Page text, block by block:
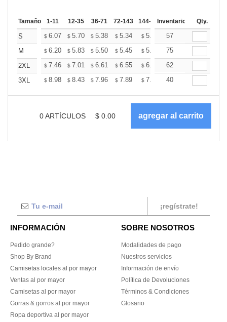
Tamaño 1-11 12-35 36-71 72-143 144-287 288 + Más
Inventario Qty.
S $ 6.07 $ 5.70 $ 5.38 $ 5.34 $ 5.24 $5.20
57
M
$ 6.20 $ 5.83 $ 5.50 $ 5.45 $ 5.36 $5.31
75
2XL
$ 7.46 $ 7.01 $ 6.61 $ 6.55 $ 6.44 $6.38
62
3XL
$ 8.98 $ 8.43 $ 7.96 $ 7.89 $ 7.75 $7.68
40
0ARTÍCULOS $ 0.00
¡regístrate!
INFORMACIÓN
Pedido grande?
Shop By Brand
Camisetas locales al por mayor
Ventas al por mayor
Camisetas al por mayor
Gorras & gorros al por mayor
Ropa deportiva al por mayor
SOBRE NOSOTROS
Modalidades de pago
Nuestros servicios
Información de envío
Política de Devoluciones
Términos & Condiciones
Glosario